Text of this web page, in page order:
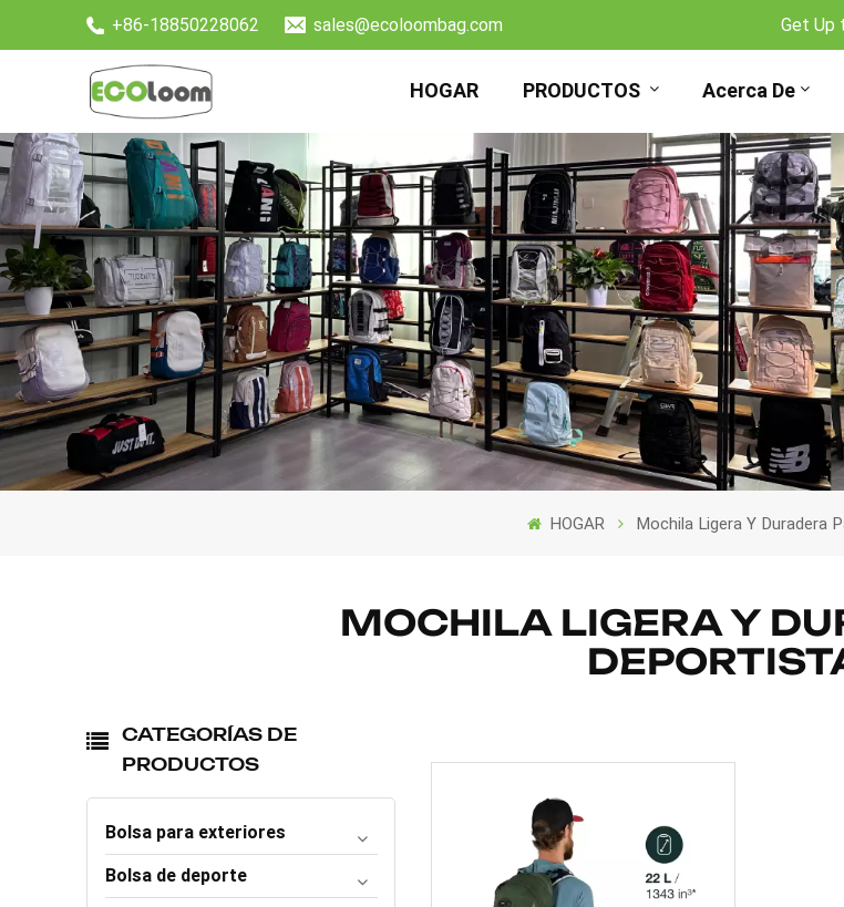
+86-18850228062 sales@ecoloombag.com Get Up
HOGAR PRODUCTOS Acerca De
HOGAR Mochila Ligera Y Duradera
MOCHILA LIGERA Y
CATEGORÍAS DE
PRODUCTOS
Bolsa para exteriores
Bolsa de deporte